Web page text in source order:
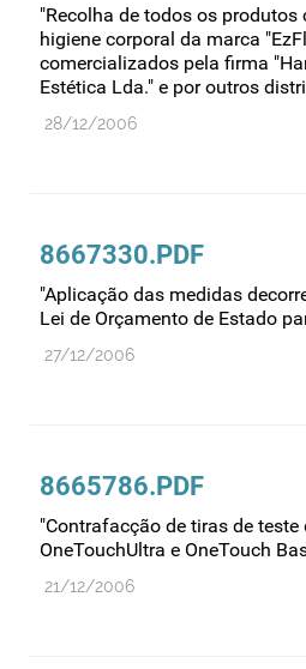
Gestão financeira e
Hemoderivados
Importação
Informação estatística
Investigação
Legislação
Licenciamentos
Medicamentos genéricos
Medicamentos
"Recolha de todos os produtos
higiene corporal da marca
comercializados pela firma
Estética Lda." e por outros
28/12/2006
8667330.PDF
"Aplicação das medidas
Lei de Orçamento de Estado
27/12/2006
8665786.PDF
"Contrafacção de tiras de
OneTouchUltra e OneTouch
21/12/2006